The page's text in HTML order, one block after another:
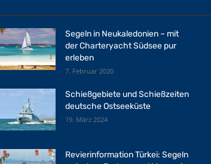
Segeln in Neukaledonien – mit
der Charteryacht Südsee pur
erleben
7. Februar 2020
Schießgebiete und Schießzeiten
deutsche Ostseeküste
19. März 2024
Revierinformation Türkei: Segeln